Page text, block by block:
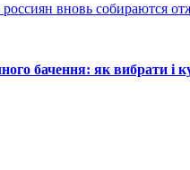
вновь собираются
бачення: як вибрати і